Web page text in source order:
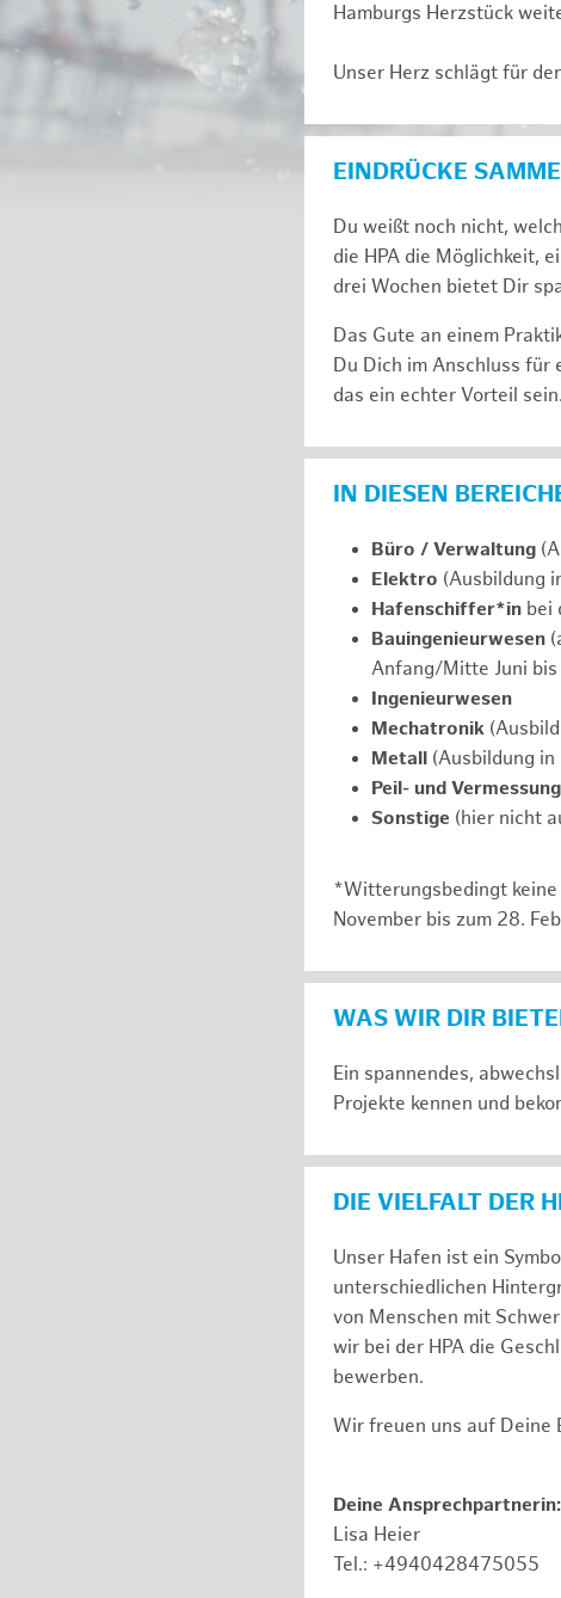
Hamburgs Herzstück
Unser Herz schlägt für
EINDRÜCKE
Du weißt noch nicht,
die HPA die Möglichkeit,
drei Wochen bie­tet Dir
Das Gute an einem
Du Dich im An­schluss für
das ein ech­ter Vor­teil sein.
IN DIESEN
Büro / Verwaltung
Elektro (Ausbildung
Hafenschiffer*in bei
Bauingenieurwesen
Anfang/Mitte Juni
Ingenieurwesen
Mechatronik
Metall (Ausbildung
Peil- und
Sonstige (hier nicht
*Witterungsbedingt keine
November bis zum 28.
WAS WIR DIR
Ein spannendes,
Projekte kennen und
DIE VIELFALT DER
Unser Hafen ist ein
unterschiedlichen
von Menschen mit
wir bei der HPA die
bewerben.
Wir freuen uns auf Deine
Deine Ansprechpartnerin:
Lisa Heier
Tel.: +4940428475055